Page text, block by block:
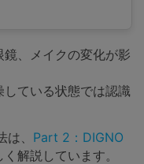
、メイクの変化が影
ている状態では認識
、 Part 2：DIGNO
く解説しています。